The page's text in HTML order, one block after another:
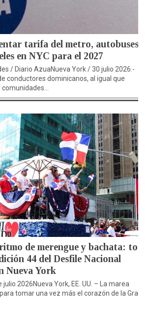
tarifa del metro, autobuses,
en NYC para el 2027
/ Diario AzuaNueva York / 30 julio 2026.-
conductores dominicanos, al igual que
de merengue y bachata: todo
44 del Desfile Nacional
Nueva York
2026Nueva York, EE. UU. – La marea
tomar una vez más el corazón de la Gran